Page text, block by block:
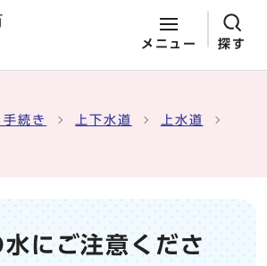
メニュー 探す
続き 上下水道 上水道
にご注意くださ